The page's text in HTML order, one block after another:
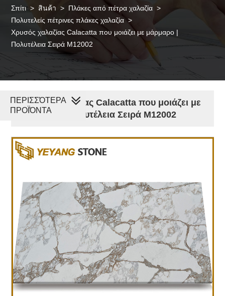
Σπίτι > สินค้า > Πλάκες από πέτρα χαλαζία >
Πολυτελείς πέτρινες πλάκες χαλαζία >
Χρυσός χαλαζίας Calacatta που μοιάζει με μάρμαρο |
Πολυτέλεια Σειρά M12002
Χρυσός χαλαζίας Calacatta που μοιάζει με
μάρμαρο | Πολυτέλεια Σειρά M12002
ΠΕΡΙΣΣΌΤΕΡΑ
ΠΡΟΪΌΝΤΑ